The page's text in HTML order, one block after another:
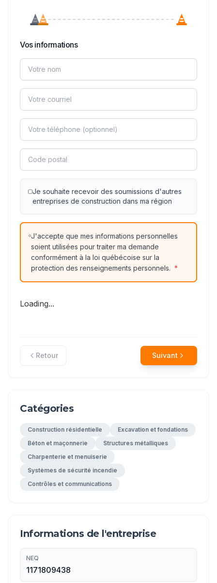
Vos informations
Je souhaite recevoir des soumissions d'autres
entreprises de construction dans ma région
J'accepte que mes informations personnelles
soient utilisées pour traiter ma demande
conformément à la loi québécoise sur la
protection des renseignements personnels. *
Loading...
Retour Suivant
Catégories
Construction résidentielle
Excavation et fondations
Béton et maçonnerie
Structures métalliques
Charpenterie et menuiserie
Systèmes de sécurité incendie
Contrôles et communications
Informations de l'entreprise
NEQ
1171809438